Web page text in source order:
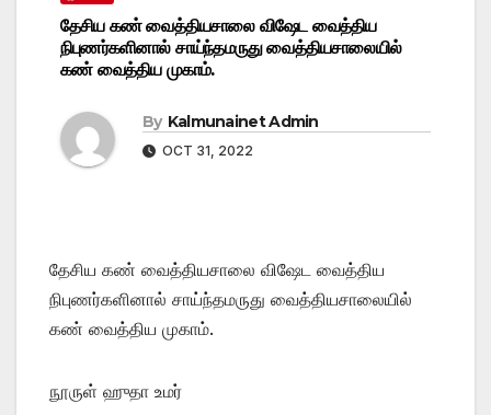
தேசிய கண் வைத்தியசாலை விஷேட வைத்திய
நிபுணர்களினால் சாய்ந்தமருது வைத்தியசாலையில்
கண் வைத்திய முகாம்.
By Kalmunainet Admin
OCT 31, 2022
தேசிய கண் வைத்தியசாலை விஷேட வைத்திய
நிபுணர்களினால் சாய்ந்தமருது வைத்தியசாலையில்
கண் வைத்திய முகாம்.
நூருள் ஹுதா உமர்